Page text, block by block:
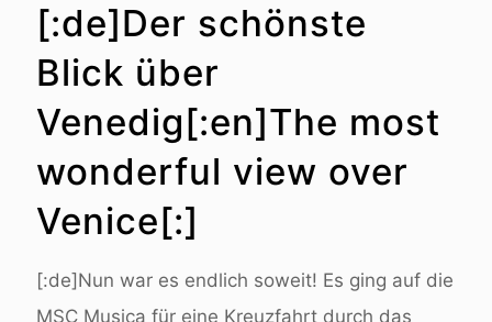
[:de]Der schönste
Blick über
Venedig[:en]The most
wonderful view over
Venice[:]
[:de]Nun war es endlich soweit! Es ging auf die
MSC Musica für eine Kreuzfahrt durch das